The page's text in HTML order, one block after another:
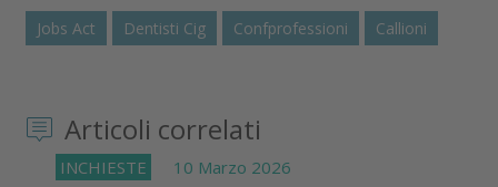
Jobs Act Dentisti Cig Confprofessioni Callioni
Articoli correlati
INCHIESTE 10 Marzo 2026